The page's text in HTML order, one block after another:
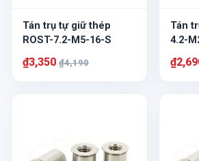
Tán trụ tự giữ thép
ROST-7.2-M5-16-S
₫3,350 ₫4,190
Tán
4.2-